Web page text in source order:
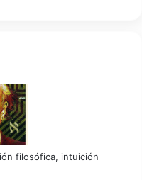
filosófica, intuición